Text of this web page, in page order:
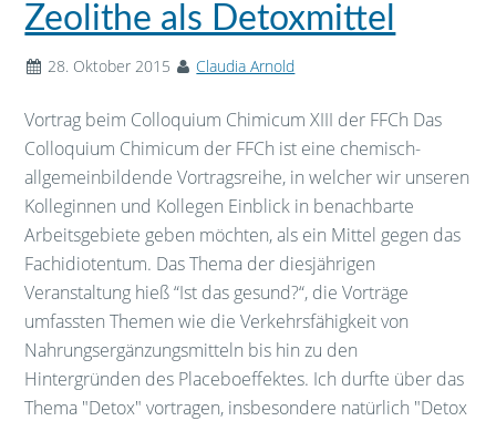
Zeolithe als Detoxmittel
28. Oktober 2015 Claudia Arnold
Vortrag beim Colloquium Chimicum XIII der FFCh Das
Colloquium Chimicum der FFCh ist eine chemisch-
allgemeinbildende Vortragsreihe, in welcher wir unseren
Kolleginnen und Kollegen Einblick in benachbarte
Arbeitsgebiete geben möchten, als ein Mittel gegen das
Fachidiotentum. Das Thema der diesjährigen
Veranstaltung hieß “Ist das gesund?“, die Vorträge
umfassten Themen wie die Verkehrsfähigkeit von
Nahrungsergänzungsmitteln bis hin zu den
Hintergründen des Placeboeffektes. Ich durfte über das
Thema "Detox" vortragen, insbesondere natürlich "Detox